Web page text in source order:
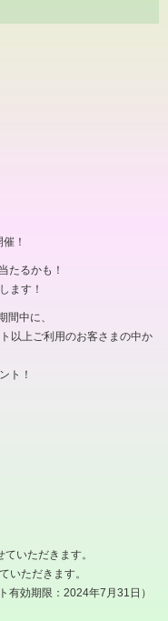
！
たるかも！
ます！
中に、
以上ご利用のお客さまの中か
ト！
いただきます。
いただきます。
効期限：2024年7月31日）